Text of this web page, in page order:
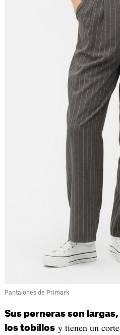
Pantalones de Primark
Sus perneras son
los tobillosy tienen un